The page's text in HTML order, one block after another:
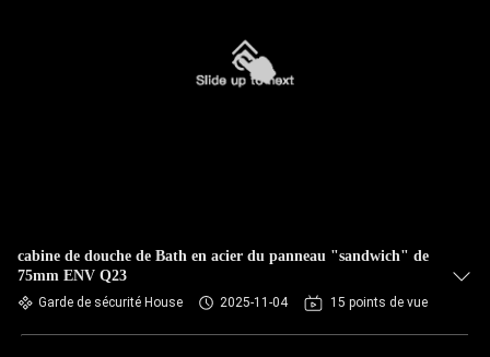
cabine de douche de Bath en acier du panneau "sandwich" de
75mm ENV Q23
Garde de sécurité House 2025-11-04 15 points de vue